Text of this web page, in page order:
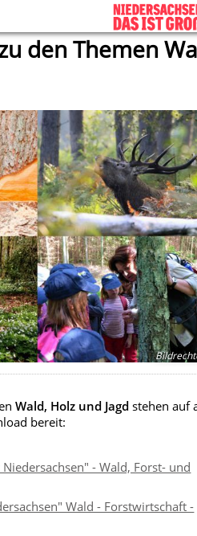
den Themen
Wald, Holz und Jagd stehen auf
bereit:
- Wald, Forst- und
Wald - Forstwirtschaft -